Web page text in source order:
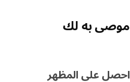
موصى به لك
احصل على المظهر